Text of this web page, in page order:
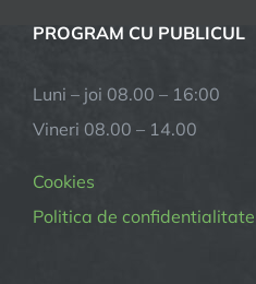
PROGRAM CU PUBLICUL
Luni – joi 08.00 – 16:00
Vineri 08.00 – 14.00
Cookies
Politica de confidentialitate